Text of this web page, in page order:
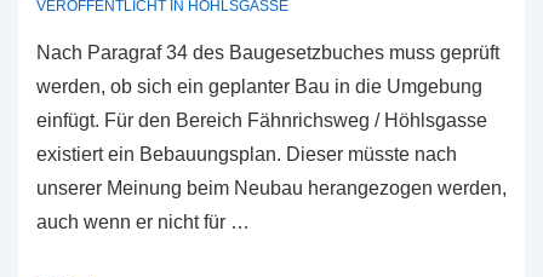
schließen
VERÖFFENTLICHT IN HÖHLSGASSE
Nach Paragraf 34 des Baugesetzbuches muss geprüft
werden, ob sich ein geplanter Bau in die Umgebung
einfügt. Für den Bereich Fähnrichsweg / Höhlsgasse
existiert ein Bebauungsplan. Dieser müsste nach
unserer Meinung beim Neubau herangezogen werden,
auch wenn er nicht für …